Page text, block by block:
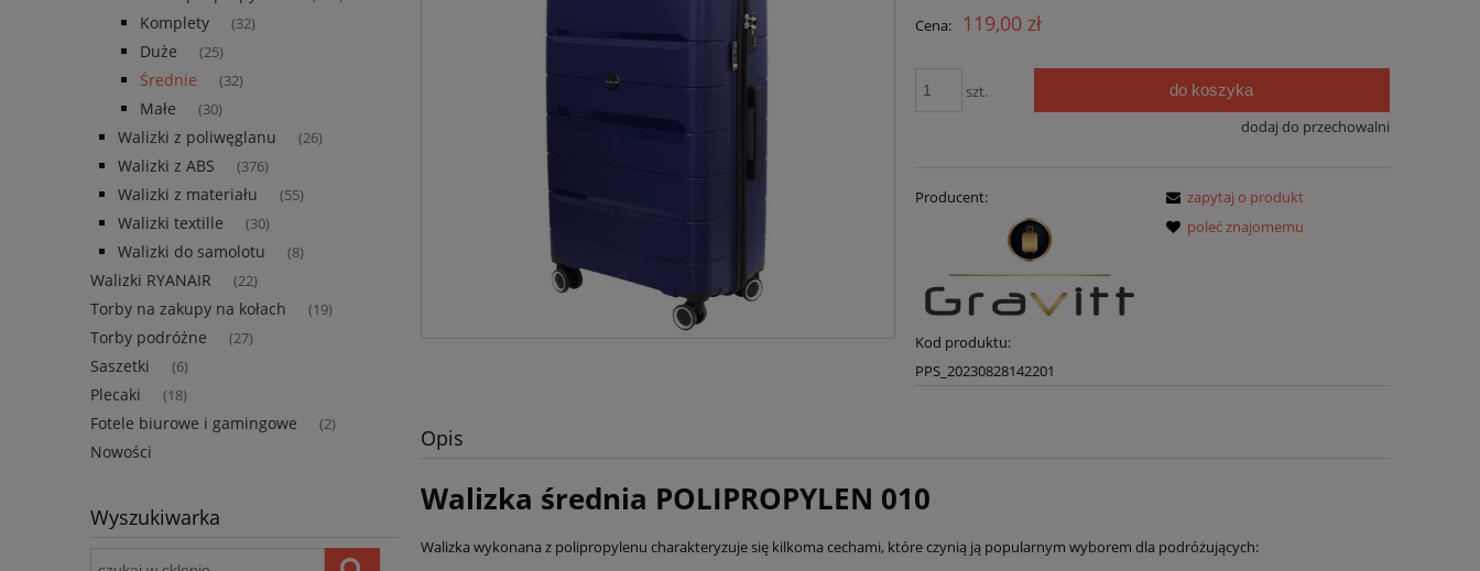
Komplety (32)
Duże (25)
Średnie (32)
Małe (30)
Walizki z poliwęglanu (26)
Walizki z ABS (376)
Walizki z materiału (55)
Walizki textille (30)
Walizki do samolotu (8)
Walizki RYANAIR (22)
Torby na zakupy na kołach (19)
Torby podróżne (27)
Saszetki (6)
Plecaki (18)
Fotele biurowe i gamingowe (2)
Nowości
Wyszukiwarka
Cena: 119,00 zł
szt. do koszyka
dodaj do przechowalni
Producent:
Kod produktu:
PPS_20230828142201
zapytaj o produkt
poleć znajomemu
Opis
Walizka średnia POLIPROPYLEN 010
Walizka wykonana z polipropylenu charakteryzuje się kilkoma cechami, które czynią ją popularnym wyborem dla podróżujących: